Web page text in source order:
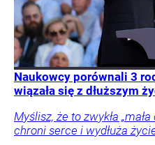
Naukowcy porównali 3
wiązała się z dłuższym
Myślisz, że to zwykła
chroni serce i wydłuża